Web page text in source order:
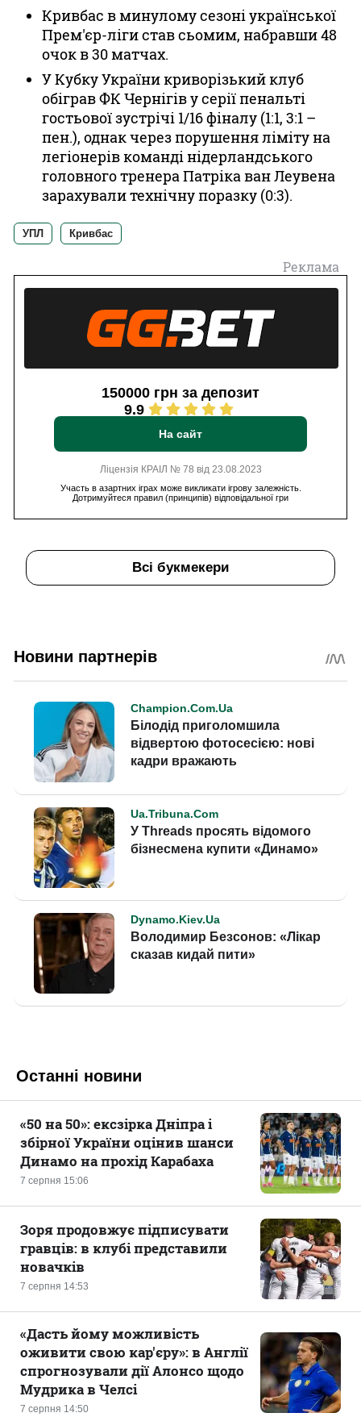
Кривбас в минулому сезоні української
Прем'єр-ліги став сьомим, набравши 48
очок в 30 матчах.
У Кубку України криворізький клуб
обіграв ФК Чернігів у серії пенальті
гостьової зустрічі 1/16 фіналу (1:1, 3:1 –
пен.), однак через порушення ліміту на
легіонерів команді нідерландського
головного тренера Патріка ван Леувена
зарахували технічну поразку (0:3).
УПЛ Кривбас
Реклама
150000 грн за депозит
9.9
На сайт
Ліцензія КРАІЛ № 78 від 23.08.2023
Участь в азартних іграх може викликати ігрову залежність.
Дотримуйтеся правил (принципів) відповідальної гри
Всі букмекери
Останні новини
7 серпня 15:06
«50 на 50»: ексзірка Дніпра і
збірної України оцінив шанси
Динамо на прохід Карабаха
7 серпня 14:53
Зоря продовжує підписувати
гравців: в клубі представили
новачків
7 серпня 14:50
«Дасть йому можливість
оживити свою кар'єру»: в Англії
спрогнозували дії Алонсо щодо
Мудрика в Челсі